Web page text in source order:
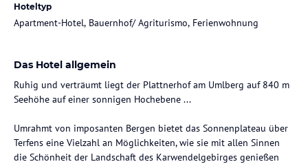
Hoteltyp
Apartment-Hotel, Bauernhof/ Agriturismo, Ferienwohnung
Das Hotel allgemein
Ruhig und verträumt liegt der Plattnerhof am Umlberg auf 840 m
Seehöhe auf einer sonnigen Hochebene ...
Umrahmt von imposanten Bergen bietet das Sonnenplateau über
Terfens eine Vielzahl an Möglichkeiten, wie sie mit allen Sinnen
die Schönheit der Landschaft des Karwendelgebirges genießen